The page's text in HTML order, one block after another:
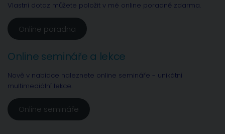
Vlastní dotaz můžete položit v mé online poradně zdarma.
Online poradna
Online semináře a lekce
Nově v nabídce naleznete online semináře - unikátní
multimediální lekce.
Online semináře